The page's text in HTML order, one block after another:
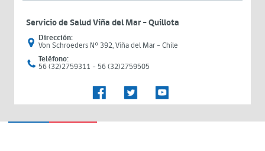
Servicio de Salud Viña del Mar – Quillota
Dirección:
Von Schroeders N° 392, Viña del Mar - Chile
Teléfono:
56 (32)2759311 - 56 (32)2759505